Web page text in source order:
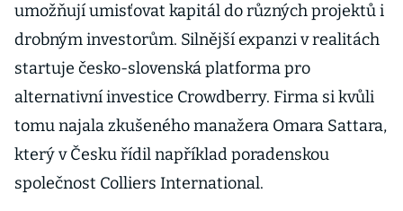
umožňují umisťovat kapitál do různých projektů i
drobným investorům. Silnější expanzi v realitách
startuje česko-slovenská platforma pro
alternativní investice Crowdberry. Firma si kvůli
tomu najala zkušeného manažera Omara Sattara,
který v Česku řídil například poradenskou
společnost Colliers International.